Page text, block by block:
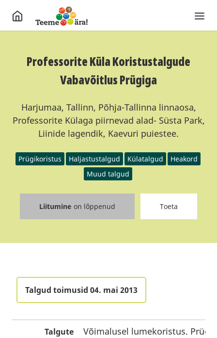
Professorite Küla Koristustalgude
Vabavõitlus Prügiga
Harjumaa, Tallinn, Põhja-Tallinna linnaosa,
Professorite Külaga piirnevad alad- Süsta Park,
Liinide lagendik, Kaevuri puiestee.
Prügikoristus Haljastustalgud Külatalgud
Heakord
Muud talgud
Liitumine on lõppenud Toeta
Talgud toimusid 04. mai 2013
Talgute
Võimalusel lumekoristus.